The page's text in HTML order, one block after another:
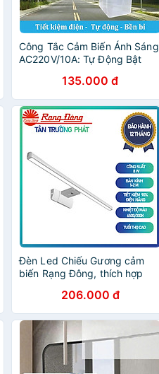
Công Tắc Cảm Biến Ánh Sáng
AC220V/10A: Tự Động Bật
135.000 đ
Đèn Led Chiếu Gương cảm
biến Rạng Đông, thích hợp
hoặc gương phòng tắm
206.000 đ